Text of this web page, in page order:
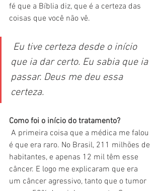
fé que a Bíblia diz, que é a certeza das
coisas que você não vê.
que ia dar certo. Eu sabia que ia
passar. Deus me deu essa
certeza.
Como foi o início do tratamento?
A primeira coisa que a médica me falou
é que era raro. No Brasil, 211 milhões de
habitantes, e apenas 12 mil têm esse
câncer. E logo me explicaram que era
um câncer agressivo, tanto que o tumor